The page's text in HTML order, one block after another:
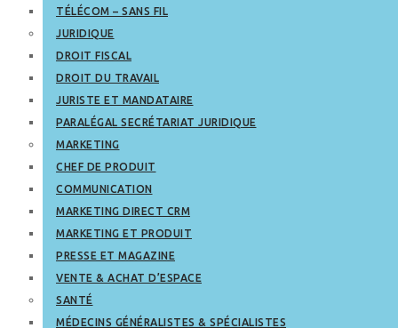
TÉLÉCOM – SANS FIL
JURIDIQUE
DROIT FISCAL
DROIT DU TRAVAIL
JURISTE ET MANDATAIRE
PARALÉGAL SECRÉTARIAT JURIDIQUE
MARKETING
CHEF DE PRODUIT
COMMUNICATION
MARKETING DIRECT CRM
MARKETING ET PRODUIT
PRESSE ET MAGAZINE
VENTE & ACHAT D’ESPACE
SANTÉ
MÉDECINS GÉNÉRALISTES & SPÉCIALISTES